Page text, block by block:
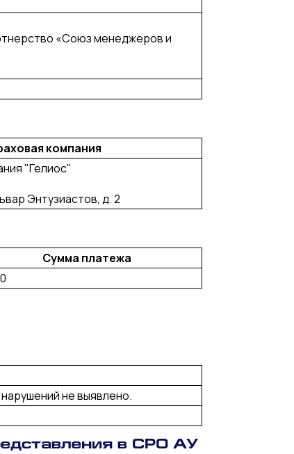
«Союз менеджеров и
компания
"Гелиос"
Энтузиастов, д. 2
Сумма платежа
не выявлено.
в СРО АУ